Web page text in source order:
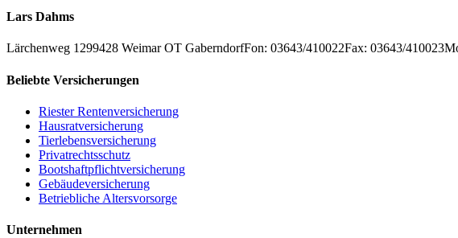
Lars Dahms
Lärchenweg 1299428 Weimar OT GaberndorfFon: 03643/410022Fax: 03643/410023
Beliebte Versicherungen
Riester Rentenversicherung
Hausratversicherung
Tierlebensversicherung
Privatrechtsschutz
Bootshaftpflichtversicherung
Gebäudeversicherung
Betriebliche Altersvorsorge
Unternehmen